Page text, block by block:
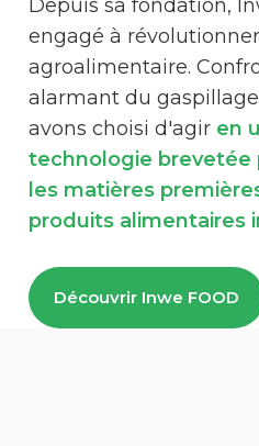
Depuis sa fondation,
engagé à
agroalimentaire.
alarmant du
avons choisi d'agir en
technologie brevetée
les matières
produits alimentaires
Découvrir Inwe FOOD